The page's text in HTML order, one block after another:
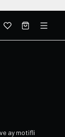
ay motifli